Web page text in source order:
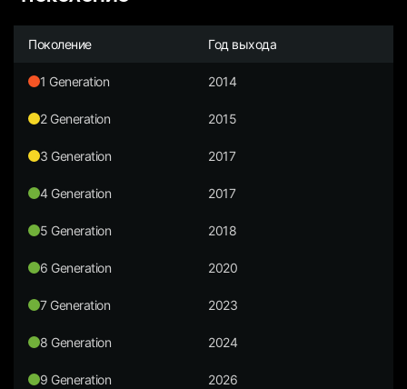
Поколение Год выхода
1 Generation 2014
2 Generation 2015
3 Generation 2017
4 Generation 2017
5 Generation 2018
6 Generation 2020
7 Generation 2023
8 Generation 2024
9 Generation 2026